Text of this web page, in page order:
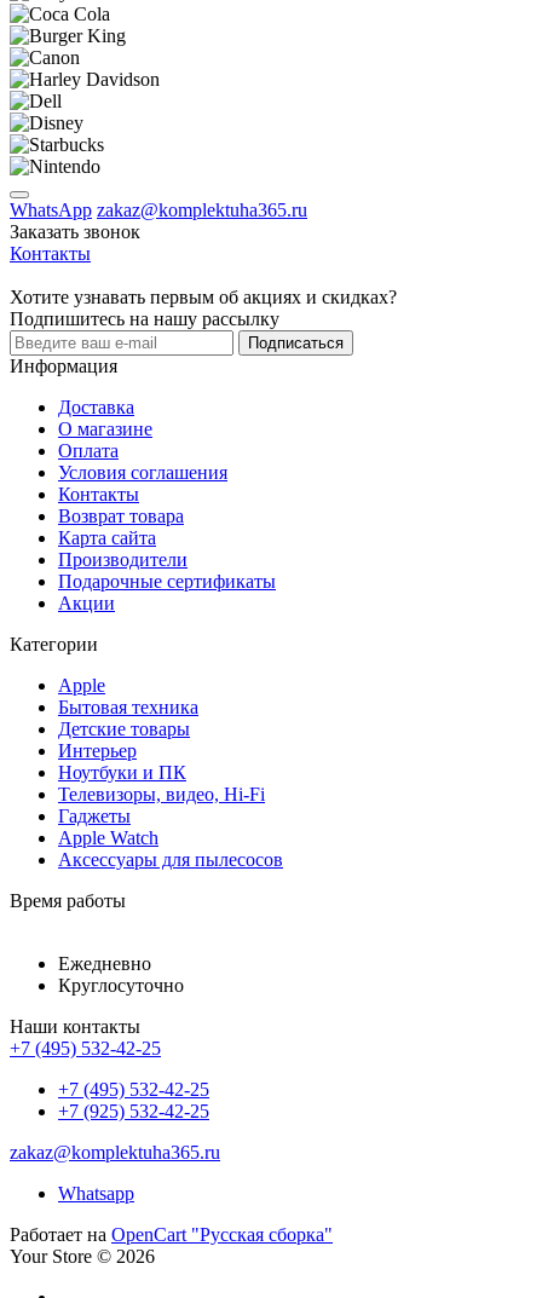
WhatsApp zakaz@komplektuha365.ru
Заказать звонок
Контакты
Хотите узнавать первым об акциях и скидках?
Подпишитесь на нашу рассылку
Подписаться
Информация
Доставка
О магазине
Оплата
Условия соглашения
Контакты
Возврат товара
Карта сайта
Производители
Подарочные сертификаты
Акции
Категории
Apple
Бытовая техника
Детские товары
Интерьер
Ноутбуки и ПК
Телевизоры, видео, Hi-Fi
Гаджеты
Apple Watch
Аксессуары для пылесосов
Время работы
Ежедневно
Круглосуточно
Наши контакты
+7 (495) 532-42-25
+7 (495) 532-42-25
+7 (925) 532-42-25
zakaz@komplektuha365.ru
Whatsapp
Работает на OpenCart "Русская сборка"
Your Store © 2026